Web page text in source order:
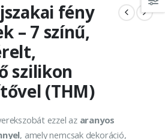
fény
– 7 színű,
szilikon
(THM)
ezzel az aranyos
, amely nemcsak dekoráció,